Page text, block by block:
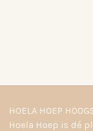
HOELA HOEP
Hoela Hoep is dé